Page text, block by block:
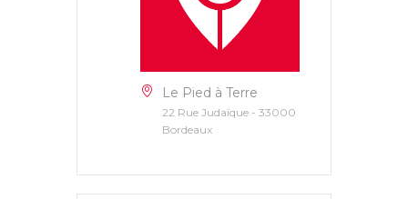
Le Pied à Terre
22 Rue Judaïque - 33000
Bordeaux